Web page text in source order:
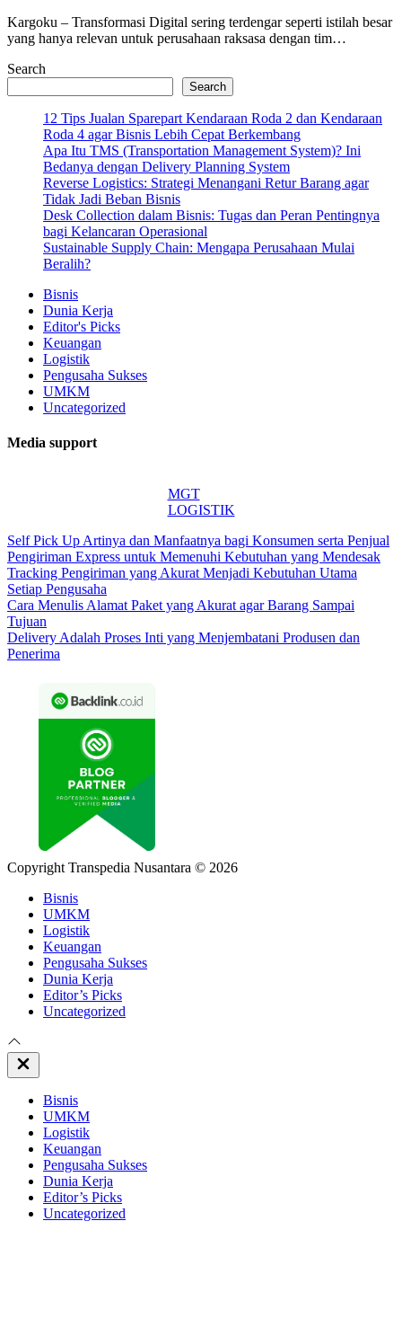
Kargoku – Transformasi Digital sering terdengar seperti istilah besar
yang hanya relevan untuk perusahaan raksasa dengan tim…
Search
Search
12 Tips Jualan Sparepart Kendaraan Roda 2 dan Kendaraan
Roda 4 agar Bisnis Lebih Cepat Berkembang
Apa Itu TMS (Transportation Management System)? Ini
Bedanya dengan Delivery Planning System
Reverse Logistics: Strategi Menangani Retur Barang agar
Tidak Jadi Beban Bisnis
Desk Collection dalam Bisnis: Tugas dan Peran Pentingnya
bagi Kelancaran Operasional
Sustainable Supply Chain: Mengapa Perusahaan Mulai
Beralih?
Bisnis
Dunia Kerja
Editor's Picks
Keuangan
Logistik
Pengusaha Sukses
UMKM
Uncategorized
Media support
MGT
LOGISTIK
Self Pick Up Artinya dan Manfaatnya bagi Konsumen serta Penjual
Pengiriman Express untuk Memenuhi Kebutuhan yang Mendesak
Tracking Pengiriman yang Akurat Menjadi Kebutuhan Utama
Setiap Pengusaha
Cara Menulis Alamat Paket yang Akurat agar Barang Sampai
Tujuan
Delivery Adalah Proses Inti yang Menjembatani Produsen dan
Penerima
Copyright Transpedia Nusantara © 2026
Bisnis
UMKM
Logistik
Keuangan
Pengusaha Sukses
Dunia Kerja
Editor’s Picks
Uncategorized
Close
Off
Bisnis
UMKM
Logistik
Keuangan
Pengusaha Sukses
Dunia Kerja
Editor’s Picks
Uncategorized